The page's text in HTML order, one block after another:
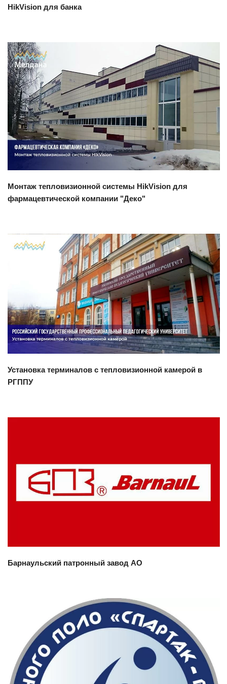
HikVision для банка
Смотреть проект
Монтаж тепловизионной системы HikVision для
фармацевтической компании "Деко"
Смотреть проект
Установка терминалов с тепловизионной камерой в
РГППУ
Смотреть проект
Барнаульский патронный завод АО